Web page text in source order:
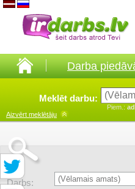
Darba
Meklēt darbu:
Piem.:
Aizvērt meklētāju
Darbs: